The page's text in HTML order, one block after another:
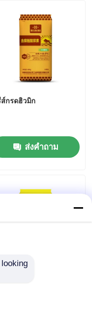
กรดฮิวมิก
ส่งคำถาม